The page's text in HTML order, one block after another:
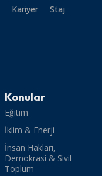
Kariyer
Staj
Konular
Eğitim
İklim & Enerji
İnsan Hakları,
Demokrasi & Sivil
Toplum